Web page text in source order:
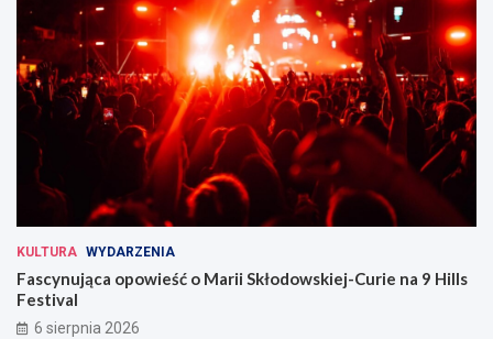
KULTURA WYDARZENIA
Fascynująca opowieść o Marii Skłodowskiej-Curie na 9 Hills
Festival
6 sierpnia 2026